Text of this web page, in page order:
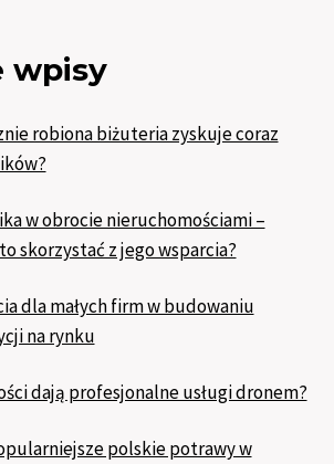
wpisy
robiona biżuteria zyskuje coraz
w obrocie nieruchomościami –
skorzystać z jego wsparcia?
dla małych firm w budowaniu
na rynku
dają profesjonalne usługi dronem?
polskie potrawy w